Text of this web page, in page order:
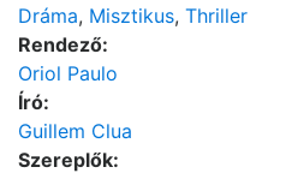
Dráma, Misztikus, Thriller
Rendező:
Oriol Paulo
Író:
Guillem Clua
Szereplők: